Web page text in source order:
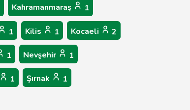
Kahramanmaraş 1
1 Kilis 1 Kocaeli 2
1 Nevşehir 1
1 Şırnak 1